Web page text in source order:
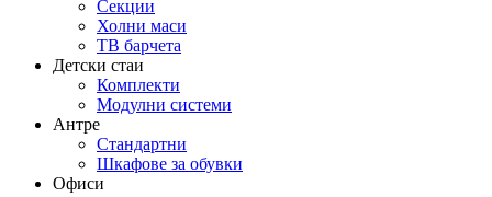
Секции
Холни маси
ТВ барчета
Детски стаи
Комплекти
Модулни системи
Антре
Стандартни
Шкафове за обувки
Офиси